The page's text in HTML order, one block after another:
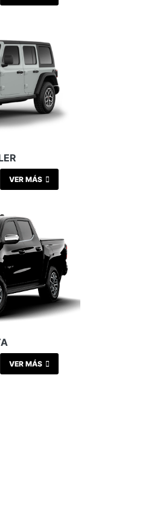
VER MÁS
VER MÁS